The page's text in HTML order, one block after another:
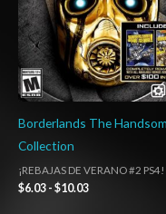
Borderlands The
Collection
¡REBAJAS DE VERANO #2 PS4!
$6.03 - $10.03